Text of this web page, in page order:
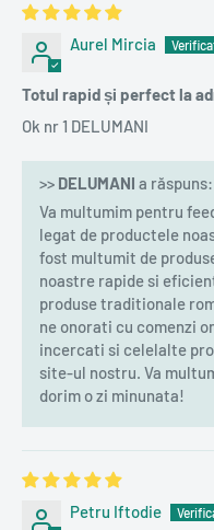
Aurel Mircia
Totul rapid și perfect la
Ok nr 1 DELUMANI
>> DELUMANI a răspuns:
Va multumim pentru
legat de productele
fost multumit de
noastre rapide si
produse traditionale
ne onorati cu comenzi
incercati si celelalte
site-ul nostru. Va
dorim o zi minunata!
Petru Iftodie